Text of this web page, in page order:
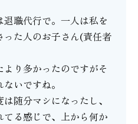
職代行で。一人は私を
た人のお子さん(責任者
り多かったのですがそ
いですね。
随分マシになったし、
る感じで、上から何か